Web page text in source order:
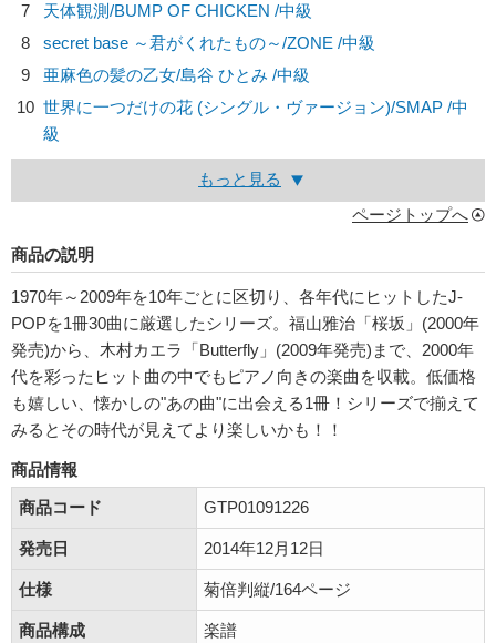
7
天体観測/BUMP OF CHICKEN /中級
8
secret base ～君がくれたもの～/ZONE /中級
9
亜麻色の髪の乙女/島谷 ひとみ /中級
10 世界に一つだけの花 (シングル・ヴァージョン)/SMAP /中
級
もっと見る
ページトップへ
商品の説明
1970年～2009年を10年ごとに区切り、各年代にヒットしたJ-
POPを1冊30曲に厳選したシリーズ。福山雅治「桜坂」(2000年
発売)から、木村カエラ「Butterfly」(2009年発売)まで、2000年
代を彩ったヒット曲の中でもピアノ向きの楽曲を収載。低価格
も嬉しい、懐かしの"あの曲"に出会える1冊！シリーズで揃えて
みるとその時代が見えてより楽しいかも！！
商品情報
商品コード
GTP01091226
発売日 2014年12月12日
仕様 菊倍判縦/164ページ
商品構成 楽譜